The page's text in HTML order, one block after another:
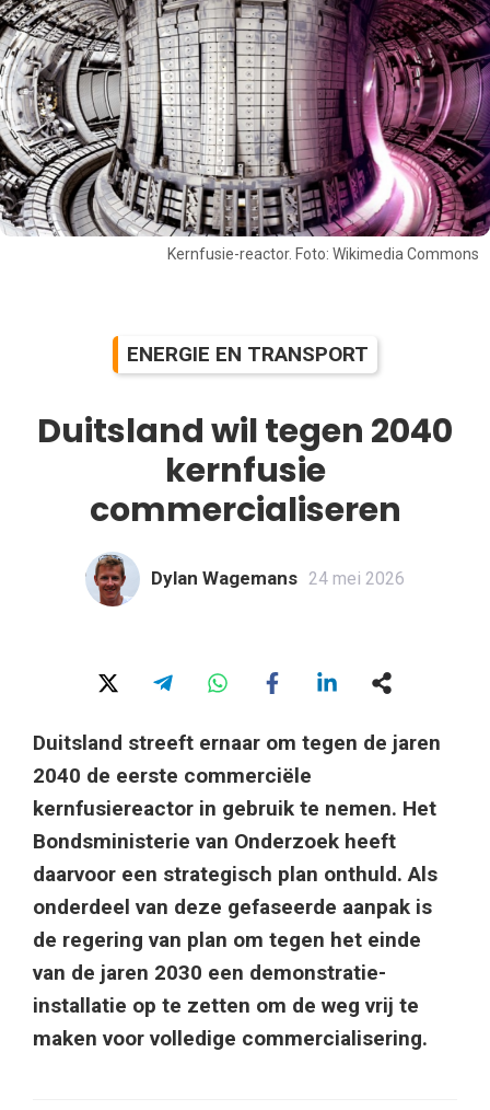
Kernfusie-reactor. Foto: Wikimedia Commons
ENERGIE EN TRANSPORT
Duitsland wil tegen 2040
kernfusie
commercialiseren
Dylan Wagemans 24 mei 2026
Duitsland streeft ernaar om tegen de jaren
2040 de eerste commerciële
kernfusiereactor in gebruik te nemen. Het
Bondsministerie van Onderzoek heeft
daarvoor een strategisch plan onthuld. Als
onderdeel van deze gefaseerde aanpak is
de regering van plan om tegen het einde
van de jaren 2030 een demonstratie-
installatie op te zetten om de weg vrij te
maken voor volledige commercialisering.